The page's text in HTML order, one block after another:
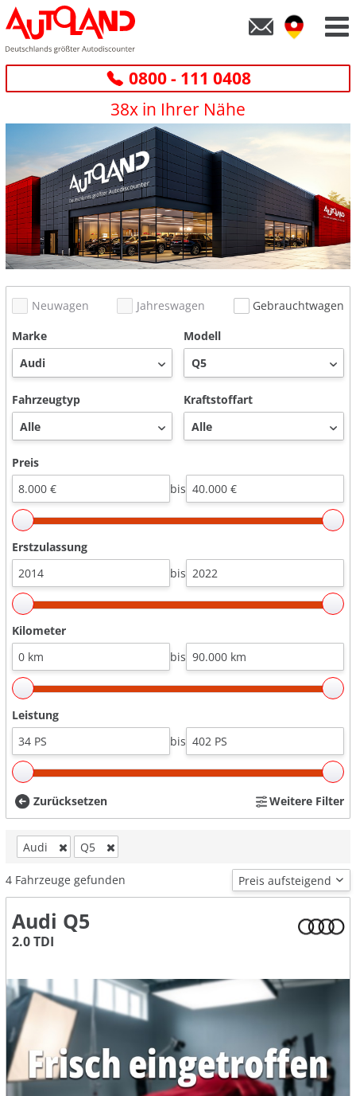
0800 - 111 0408
38x in Ihrer Nähe
Neuwagen Jahreswagen
Gebrauchtwagen
Marke
Modell
Fahrzeugtyp Kraftstoffart
Preis
bis
Erstzulassung
bis
Kilometer
bis
Leistung
bis
Zurücksetzen Weitere Filter
Audi Q5
4 Fahrzeuge gefunden
Audi Q5
2.0 TDI